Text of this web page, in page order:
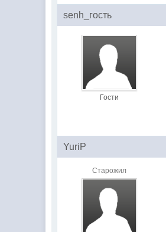
senh_гость
Гости
YuriP
Старожил